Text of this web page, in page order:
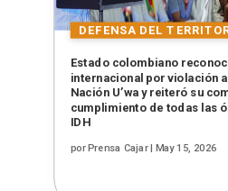
Estado colombiano
internacional por violación
Nación U’wa y reiteró su
cumplimiento de todas las
IDH
porPrensa Cajar| May 15, 2026